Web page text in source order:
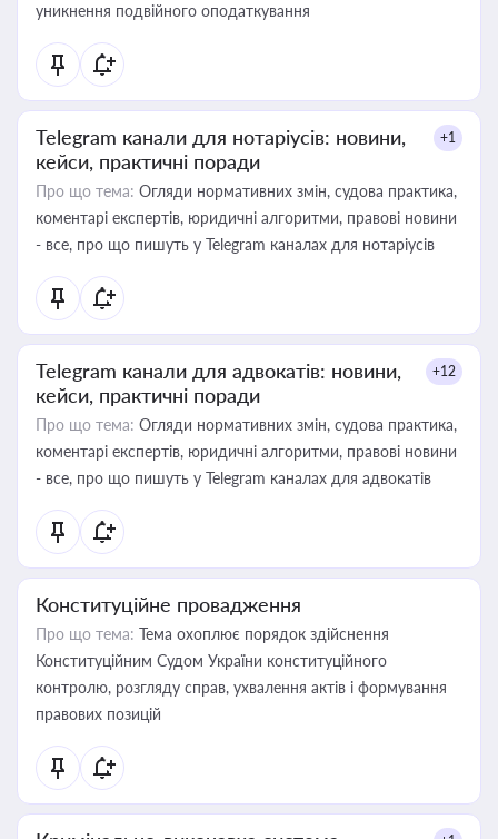
уникнення подвійного оподаткування
Telegram канали для нотаріусів: новини,
кейси, практичні поради
+1
Про що тема: Огляди нормативних змін, судова практика,
коментарі експертів, юридичні алгоритми, правові новини
- все, про що пишуть у Telegram каналах для нотаріусів
Telegram канали для адвокатів: новини,
кейси, практичні поради
+12
Про що тема: Огляди нормативних змін, судова практика,
коментарі експертів, юридичні алгоритми, правові новини
- все, про що пишуть у Telegram каналах для адвокатів
Конституційне провадження
Про що тема: Тема охоплює порядок здійснення
Конституційним Судом України конституційного
контролю, розгляду справ, ухвалення актів і формування
правових позицій